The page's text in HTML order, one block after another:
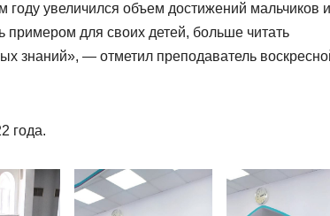
году увеличился объем достижений мальчиков и
для своих детей, больше читать
знаний», — отметил преподаватель
года.